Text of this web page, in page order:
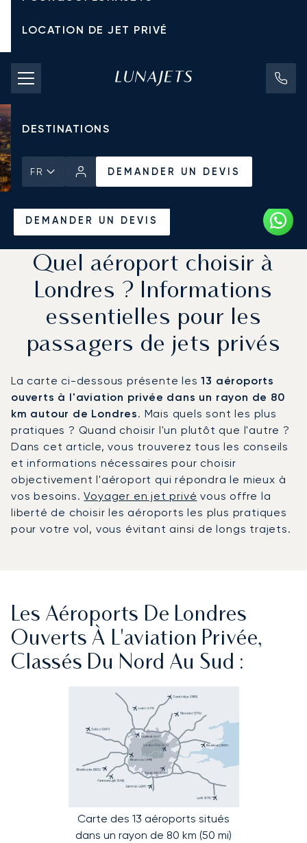
LOCATION DE JET PRIVÉ
TARIFS D'AFFRÈTEMENT
JETS PRIVÉS
DESTINATIONS
FR DEMANDER UN DEVIS
DEMANDER UN DEVIS
Quel aéroport choisir à
Londres ? Informations
essentielles pour les
passagers de jets privés
La carte ci-dessous présente les13 aéroports
ouverts à l'aviation privée dans un rayon de 80
km autour de Londres. Mais quels sont les plus
pratiques ? Quand choisir l'un plutôt que l'autre ?
Dans cet article, vous trouverez tous les conseils
et informations nécessaires pour choisir
objectivement l'aéroport qui répondra le mieux à
vos besoins.Voyager en jet privé vous offre la
liberté de choisir les aéroports les plus pratiques
pour votre vol, vous évitant ainsi de longs trajets.
Les Aéroports De Londres
Ouverts À L'aviation Privée,
Classés Du Nord Au Sud :
Carte des 13 aéroports situés
dans un rayon de 80 km (50 mi)